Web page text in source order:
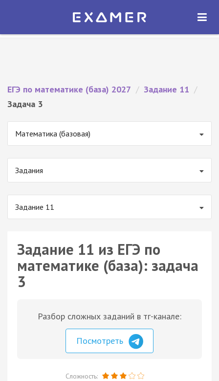
Экзамер — ЕГЭ 2027
ОТКРЫТЬ
ЕГЭ по математике (база) 2027 / Задание 11 /
Задача 3
Математика (базовая)
Задания
Задание 11
Задание 11 из ЕГЭ по
математике (база): задача
3
Разбор сложных заданий в тг-канале:
Посмотреть
Сложность: